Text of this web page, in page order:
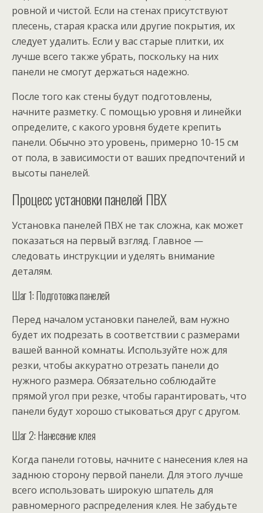
ровной и чистой. Если на стенах присутствуют
плесень, старая краска или другие покрытия, их
следует удалить. Если у вас старые плитки, их
лучше всего также убрать, поскольку на них
панели не смогут держаться надежно.
После того как стены будут подготовлены,
начните разметку. С помощью уровня и линейки
определите, с какого уровня будете крепить
панели. Обычно это уровень, примерно 10-15 см
от пола, в зависимости от ваших предпочтений и
высоты панелей.
Процесс установки панелей ПВХ
Установка панелей ПВХ не так сложна, как может
показаться на первый взгляд. Главное —
следовать инструкции и уделять внимание
деталям.
Шаг 1: Подготовка панелей
Перед началом установки панелей, вам нужно
будет их подрезать в соответствии с размерами
вашей ванной комнаты. Используйте нож для
резки, чтобы аккуратно отрезать панели до
нужного размера. Обязательно соблюдайте
прямой угол при резке, чтобы гарантировать, что
панели будут хорошо стыковаться друг с другом.
Шаг 2: Нанесение клея
Когда панели готовы, начните с нанесения клея на
заднюю сторону первой панели. Для этого лучше
всего использовать широкую шпатель для
равномерного распределения клея. Не забудьте